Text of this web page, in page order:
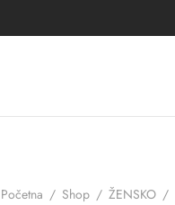
Početna / Shop / ŽENSKO /